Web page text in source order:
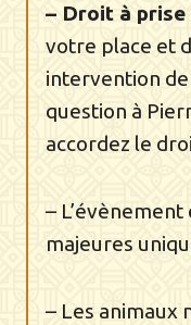
– Droit à prise
votre place et
intervention
question à
accordez le
–
majeures
– Les animaux